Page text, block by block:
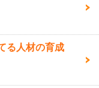
る人材の育成